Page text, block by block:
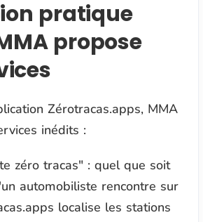
pratique
propose
Zérotracas.apps, MMA
inédits :
zéro tracas" : quel que soit
automobiliste rencontre sur
localise les stations